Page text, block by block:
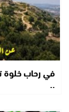
في رحاب خلوة
..